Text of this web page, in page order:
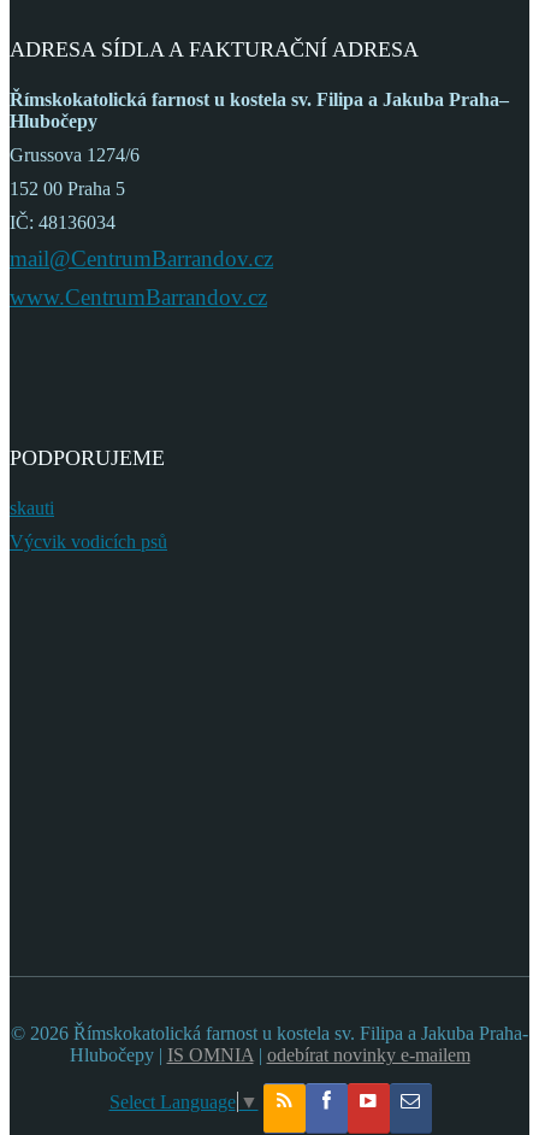
ADRESA SÍDLA A FAKTURAČNÍ ADRESA
Římskokatolická farnost u kostela sv. Filipa a Jakuba Praha–
Hlubočepy
Grussova 1274/6
152 00 Praha 5
IČ: 48136034
mail@CentrumBarrandov.cz
www.CentrumBarrandov.cz
PODPORUJEME
skauti
Výcvik vodicích psů
© 2026 Římskokatolická farnost u kostela sv. Filipa a Jakuba Praha-
Hlubočepy | IS OMNIA | odebírat novinky e-mailem
Select Language ▼